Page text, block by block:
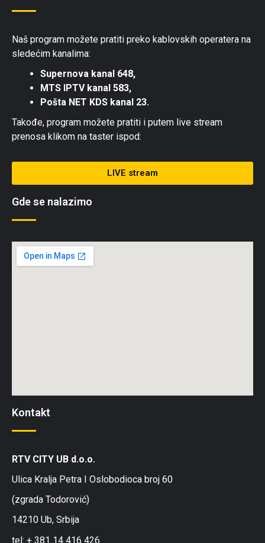
Naš program možete pratiti preko kablovskih operatera na
sledećim kanalima:
Supernova kanal 648,
MTS IPTV kanal 583,
Pošta NET KDS kanal 23.
Takođe, program možete pratiti i putem live stream
prenosa klikom na taster ispod:
LIVE stream
Gde se nalazimo
Kontakt
RTV CITY UB d.o.o.
Ulica Kralja Petra I Oslobodioca broj 60
(zgrada Todorović)
14210 Ub, Srbija
tel: + 381 14 416 426